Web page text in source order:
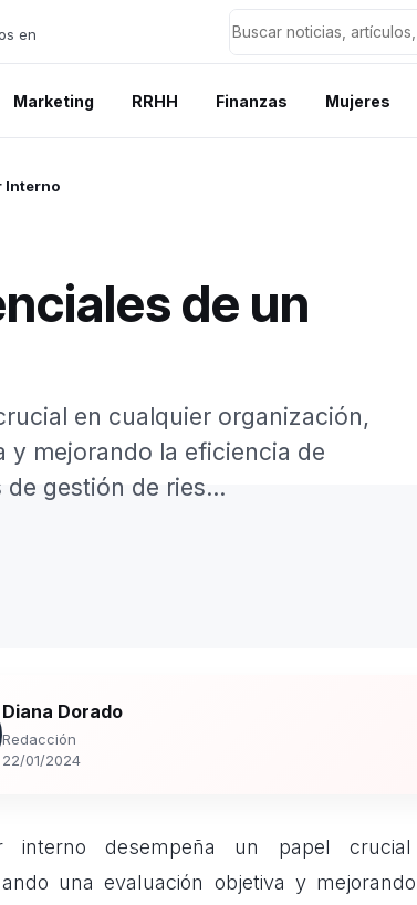
en
Marketing RRHH Finanzas Mujeres
Interno
de un
en cualquier organización,
mejorando la eficiencia de
gestión de ries...
Diana Dorado
Redacción
22/01/2024
internodesempeña un papel
una evaluación objetiva y